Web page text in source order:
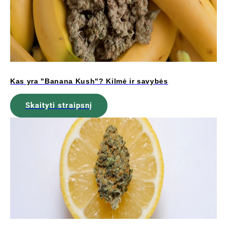
Kas yra "Banana Kush"? Kilmė ir savybės
Skaityti straipsnį